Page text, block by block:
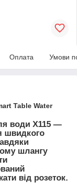
Оплата Умови
Table Water
води X115 —
швидкого
шлангу
від розеток.